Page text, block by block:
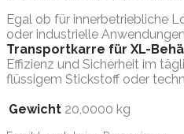
Egal ob für innerbetriebliche
oder industrielle
Transportkarre für XL-
Effizienz und Sicherheit im
flüssigem Stickstoff oder
Gewicht 20,0000 kg